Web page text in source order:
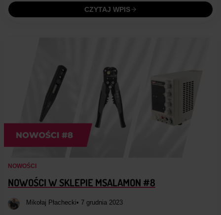
CZYTAJ WPIS
NOWOŚCI
NOWOŚCI W SKLEPIE MSALAMON #8
Mikołaj Płachecki• 7 grudnia 2023